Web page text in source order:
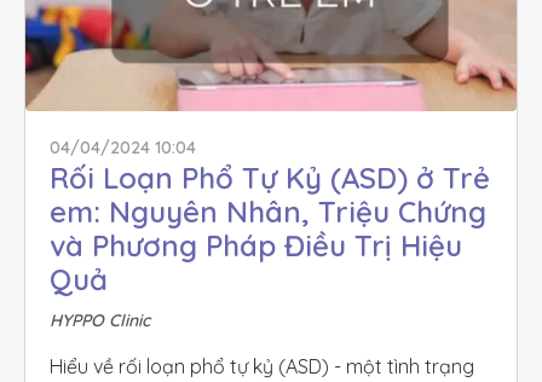
04/04/2024 10:04
Rối Loạn Phổ Tự Kỷ (ASD) ở Trẻ
em: Nguyên Nhân, Triệu Chứng
và Phương Pháp Điều Trị Hiệu
Quả
HYPPO Clinic
Hiểu về rối loạn phổ tự kỷ (ASD) - một tình trạng